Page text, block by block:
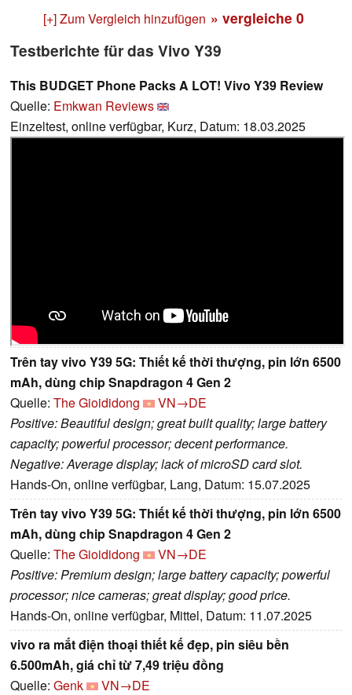
[+] Zum Vergleich hinzufügen » vergleiche 0
Testberichte für das Vivo Y39
This BUDGET Phone Packs A LOT! Vivo Y39 Review
Quelle: Emkwan Reviews
Einzeltest, online verfügbar, Kurz, Datum: 18.03.2025
Trên tay vivo Y39 5G: Thiết kế thời thượng, pin lớn 6500
mAh, dùng chip Snapdragon 4 Gen 2
Quelle: The Gioididong
VN→DE
Positive: Beautiful design; great built quality; large battery
capacity; powerful processor; decent performance.
Negative: Average display; lack of microSD card slot.
Hands-On, online verfügbar, Lang, Datum: 15.07.2025
Trên tay vivo Y39 5G: Thiết kế thời thượng, pin lớn 6500
mAh, dùng chip Snapdragon 4 Gen 2
Quelle: The Gioididong
VN→DE
Positive: Premium design; large battery capacity; powerful
processor; nice cameras; great display; good price.
Hands-On, online verfügbar, Mittel, Datum: 11.07.2025
vivo ra mắt điện thoại thiết kế đẹp, pin siêu bền
6.500mAh, giá chỉ từ 7,49 triệu đồng
Quelle: Genk
VN→DE